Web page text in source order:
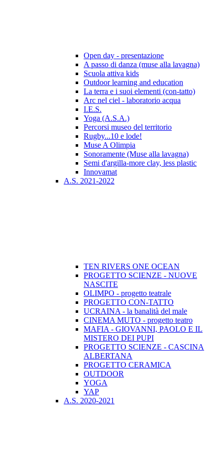
Open day - presentazione
A passo di danza (muse alla lavagna)
Scuola attiva kids
Outdoor learning and education
La terra e i suoi elementi (con-tatto)
Arc nel ciel - laboratorio acqua
I.E.S.
Yoga (A.S.A.)
Percorsi museo del territorio
Rugby...10 e lode!
Muse A Olimpia
Sonoramente (Muse alla lavagna)
Semi d'argilla-more clay, less plastic
Innovamat
A.S. 2021-2022
TEN RIVERS ONE OCEAN
PROGETTO SCIENZE - NUOVE
NASCITE
OLIMPO - progetto teatrale
PROGETTO CON-TATTO
UCRAINA - la banalità del male
CINEMA MUTO - progetto teatro
MAFIA - GIOVANNI, PAOLO E IL
MISTERO DEI PUPI
PROGETTO SCIENZE - CASCINA
ALBERTANA
PROGETTO CERAMICA
OUTDOOR
YOGA
YAP
A.S. 2020-2021